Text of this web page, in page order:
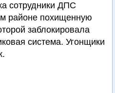
сотрудники ДПС
районе похищенную
заблокировала
система. Угонщики